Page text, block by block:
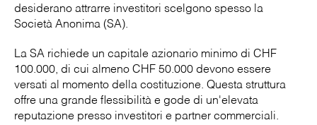
desiderano attrarre investitori scelgono spesso la
Società Anonima (SA).
La SA richiede un capitale azionario minimo di CHF
100.000, di cui almeno CHF 50.000 devono essere
versati al momento della costituzione. Questa struttura
offre una grande flessibilità e gode di un'elevata
reputazione presso investitori e partner commerciali.